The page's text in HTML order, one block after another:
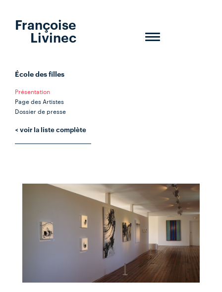
Toggle
Françoise
Livinec
École des filles
Présentation
Page des Artistes
Dossier de presse
< voir la liste complète